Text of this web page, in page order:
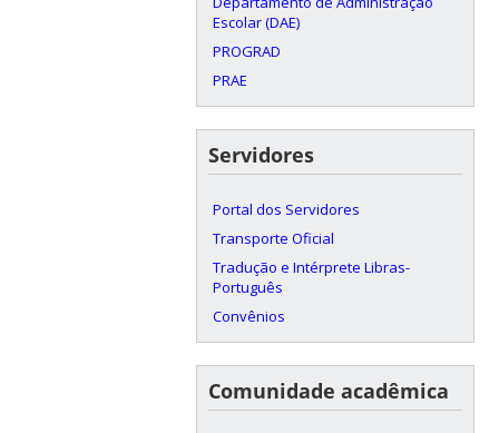
Escolar (DAE)
PROGRAD
PRAE
Servidores
Portal dos Servidores
Transporte Oficial
Tradução e Intérprete Libras-
Português
Convênios
Comunidade acadêmica